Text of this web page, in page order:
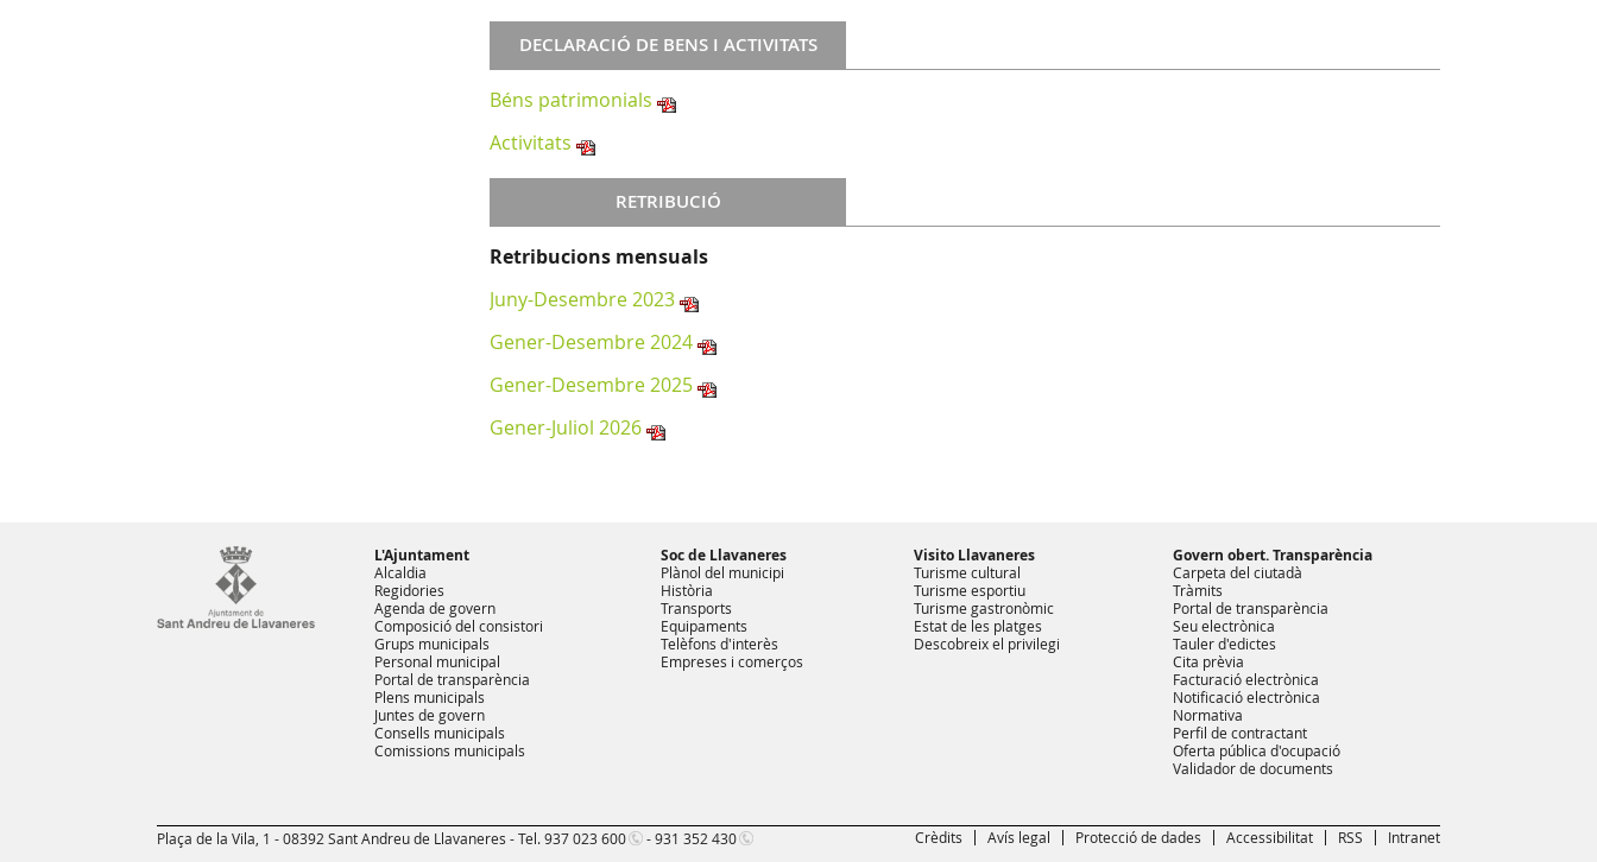
DECLARACIÓ DE BENS I ACTIVITATS
Béns patrimonials
Activitats
RETRIBUCIÓ
Retribucions mensuals
Juny-Desembre 2023
Gener-Desembre 2024
Gener-Desembre 2025
Gener-Juliol 2026
L'Ajuntament
Alcaldia
Regidories
Agenda de govern
Composició del consistori
Grups municipals
Personal municipal
Portal de transparència
Plens municipals
Juntes de govern
Consells municipals
Comissions municipals
Soc de Llavaneres
Plànol del municipi
Història
Transports
Equipaments
Telèfons d'interès
Empreses i comerços
Visito Llavaneres
Turisme cultural
Turisme esportiu
Turisme gastronòmic
Estat de les platges
Descobreix el privilegi
Govern obert. Transparència
Carpeta del ciutadà
Tràmits
Portal de transparència
Seu electrònica
Tauler d'edictes
Cita prèvia
Facturació electrònica
Notificació electrònica
Normativa
Perfil de contractant
Oferta pública d'ocupació
Validador de documents
Plaça de la Vila, 1 - 08392 Sant Andreu de Llavaneres - Tel.937 023 600 -931 352 430 Crèdits Avís legal Protecció de dades Accessibilitat RSS Intranet